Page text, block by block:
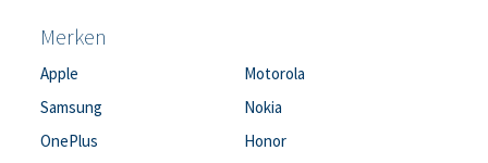
Merken
Apple
Samsung
OnePlus
Motorola
Nokia
Honor